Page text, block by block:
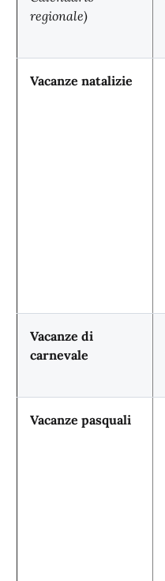
regionale)
Vacanze natalizie
Vacanze di
carnevale
Vacanze pasquali